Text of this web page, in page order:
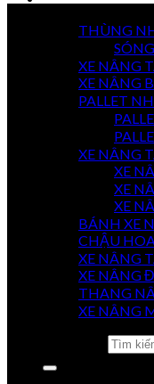
7 NGÀY
TOÀN QUỐC
THANH TOÁN
KHI NHẬN HÀNG
TỐT NHẤT
0915 851 488
THÙNG
XE NÂNG
XE NÂNG
PALLET
XE NÂNG
XE
XE
XE
BÁNH XE
CHẬU
XE NÂNG
XE NÂNG
THANG
XE NÂNG